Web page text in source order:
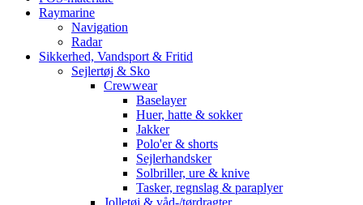
Raymarine
Navigation
Radar
Sikkerhed, Vandsport & Fritid
Sejlertøj & Sko
Crewwear
Baselayer
Huer, hatte & sokker
Jakker
Polo'er & shorts
Sejlerhandsker
Solbriller, ure & knive
Tasker, regnslag & paraplyer